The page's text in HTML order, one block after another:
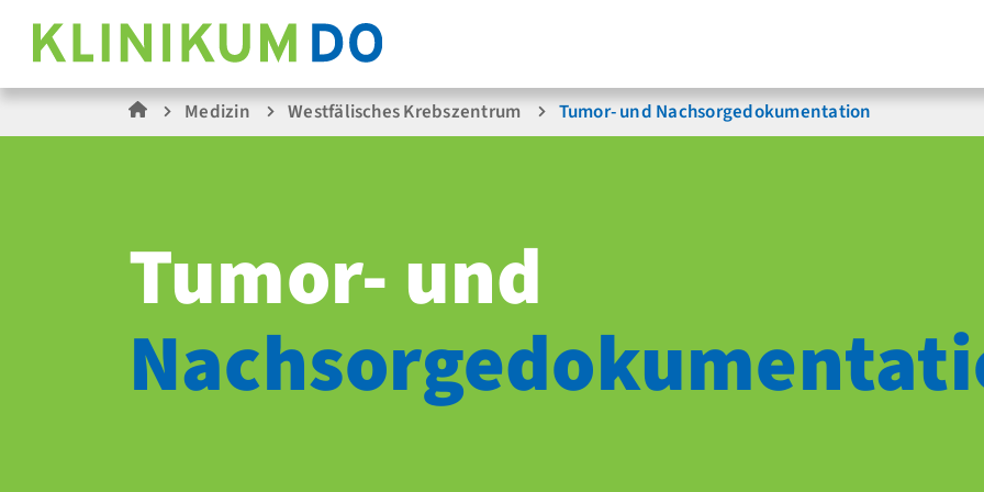
Medizin Westfälisches Krebszentrum Tumor- und Nachsorgedokumentation
Tumor- und